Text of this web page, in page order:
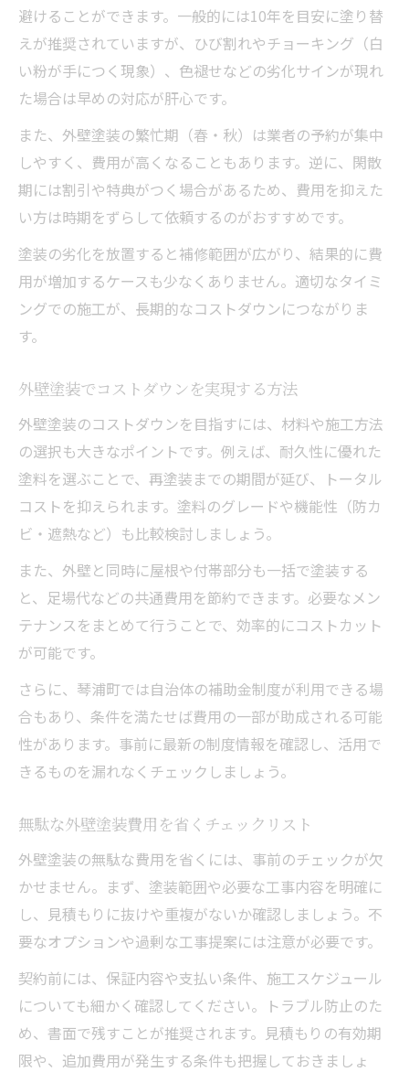
避けることができます。一般的には10年を目安に塗り替
えが推奨されていますが、ひび割れやチョーキング（白
い粉が手につく現象）、色褪せなどの劣化サインが現れ
た場合は早めの対応が肝心です。
また、外壁塗装の繁忙期（春・秋）は業者の予約が集中
しやすく、費用が高くなることもあります。逆に、閑散
期には割引や特典がつく場合があるため、費用を抑えた
い方は時期をずらして依頼するのがおすすめです。
塗装の劣化を放置すると補修範囲が広がり、結果的に費
用が増加するケースも少なくありません。適切なタイミ
ングでの施工が、長期的なコストダウンにつながりま
す。
外壁塗装でコストダウンを実現する方法
外壁塗装のコストダウンを目指すには、材料や施工方法
の選択も大きなポイントです。例えば、耐久性に優れた
塗料を選ぶことで、再塗装までの期間が延び、トータル
コストを抑えられます。塗料のグレードや機能性（防カ
ビ・遮熱など）も比較検討しましょう。
また、外壁と同時に屋根や付帯部分も一括で塗装する
と、足場代などの共通費用を節約できます。必要なメン
テナンスをまとめて行うことで、効率的にコストカット
が可能です。
さらに、琴浦町では自治体の補助金制度が利用できる場
合もあり、条件を満たせば費用の一部が助成される可能
性があります。事前に最新の制度情報を確認し、活用で
きるものを漏れなくチェックしましょう。
無駄な外壁塗装費用を省くチェックリスト
外壁塗装の無駄な費用を省くには、事前のチェックが欠
かせません。まず、塗装範囲や必要な工事内容を明確に
し、見積もりに抜けや重複がないか確認しましょう。不
要なオプションや過剰な工事提案には注意が必要です。
契約前には、保証内容や支払い条件、施工スケジュール
についても細かく確認してください。トラブル防止のた
め、書面で残すことが推奨されます。見積もりの有効期
限や、追加費用が発生する条件も把握しておきましょ